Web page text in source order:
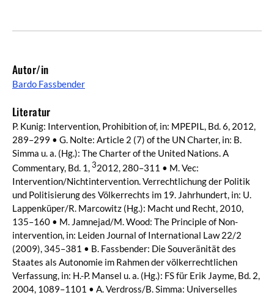
Autor/in
Bardo Fassbender
Literatur
P. Kunig: Intervention, Prohibition of, in: MPEPIL, Bd. 6, 2012,
289–299 • G. Nolte: Article 2 (7) of the UN Charter, in: B.
Simma u. a. (Hg.): The Charter of the United Nations. A
Commentary, Bd. 1, 32012, 280–311 • M. Vec:
Intervention/Nichtintervention. Verrechtlichung der Politik
und Politisierung des Völkerrechts im 19. Jahrhundert, in: U.
Lappenküper/R. Marcowitz (Hg.): Macht und Recht, 2010,
135–160 • M. Jamnejad/M. Wood: The Principle of Non-
intervention, in: Leiden Journal of International Law 22/2
(2009), 345–381 • B. Fassbender: Die Souveränität des
Staates als Autonomie im Rahmen der völkerrechtlichen
Verfassung, in: H.-P. Mansel u. a. (Hg.): FS für Erik Jayme, Bd. 2,
2004, 1089–1101 • A. Verdross/B. Simma: Universelles